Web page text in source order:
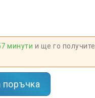
минути и ще го получите
поръчка